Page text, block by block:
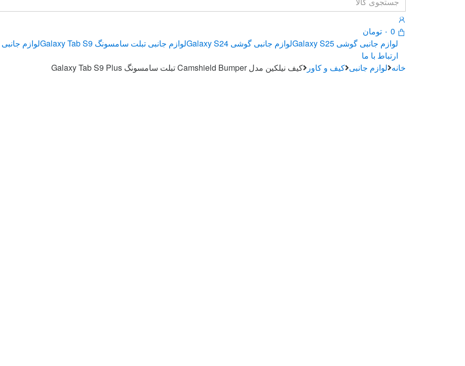
for:
0 ۰ تومان
لوازم جانبی گوشی Galaxy S25
لوازم جانبی گوشی Galaxy S24 لوازم جانبی تبلت سامسونگ Galaxy Tab S9 لوازم جانبی
ارتباط با ما
خانه لوازم جانبی کیف و کاور کیف نیلکین مدل Camshield Bumper تبلت سامسونگ Galaxy Tab S9 Plus